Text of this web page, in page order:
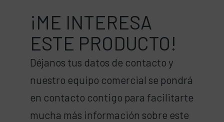
¡ME INTERESA
ESTE PRODUCTO!
Déjanos tus datos de contacto y
nuestro equipo comercial se pondrá
en contacto contigo para facilitarte
mucha más información sobre este